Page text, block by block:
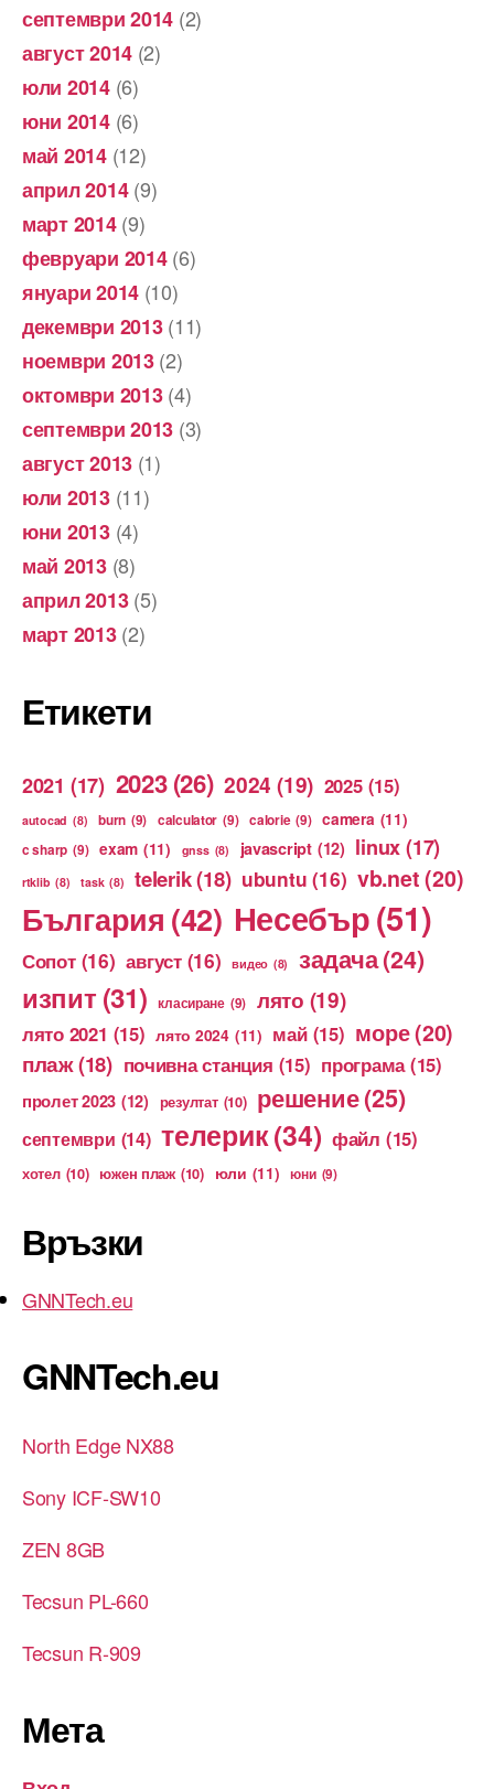
септември 2014 (2)
август 2014 (2)
юли 2014(6)
юни 2014(6)
май 2014(12)
април 2014(9)
март 2014(9)
февруари 2014(6)
януари 2014 (10)
декември 2013(11)
ноември 2013(2)
октомври 2013(4)
септември 2013 (3)
август 2013 (1)
юли 2013(11)
юни 2013(4)
май 2013(8)
април 2013(5)
март 2013(2)
Етикети
2021 (17) 2023 (26) 2024 (19) 2025 (15)
autocad (8) burn (9) calculator (9) calorie (9) camera (11)
c sharp (9) exam (11) gnss (8) javascript (12) linux(17)
rtklib (8) task (8) telerik(18) ubuntu (16) vb.net(20)
България (42) Несебър(51)
Сопот (16) август (16) видео (8) задача(24)
изпит (31) класиране (9) лято (19)
лято 2021 (15) лято 2024 (11) май (15) море(20)
плаж(18) почивна станция (15) програма (15)
пролет 2023 (12) резултат (10) решение(25)
септември (14) телерик(34) файл (15)
хотел (10) южен плаж (10) юли (11) юни (9)
Връзки
GNNTech.eu
GNNTech.eu
North Edge NX88
Sony ICF-SW10
ZEN 8GB
Tecsun PL-660
Tecsun R-909
Мета